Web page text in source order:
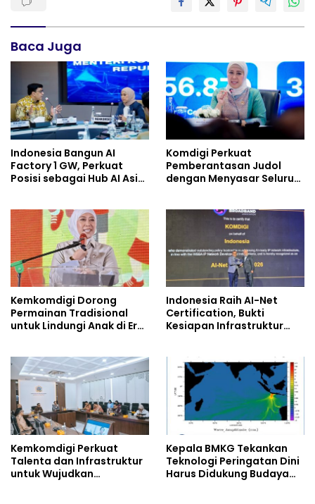
Baca Juga
Indonesia Bangun AI
Factory 1 GW, Perkuat
Posisi sebagai Hub AI Asia
Komdigi Perkuat
Pemberantasan Judol
dengan Menyasar Seluruh
Kemkomdigi Dorong
Permainan Tradisional
untuk Lindungi Anak di Era
Indonesia Raih AI-Net
Certification, Bukti
Kesiapan Infrastruktur
Kemkomdigi Perkuat
Talenta dan Infrastruktur
untuk Wujudkan
Kepala BMKG Tekankan
Teknologi Peringatan Dini
Harus Didukung Budaya